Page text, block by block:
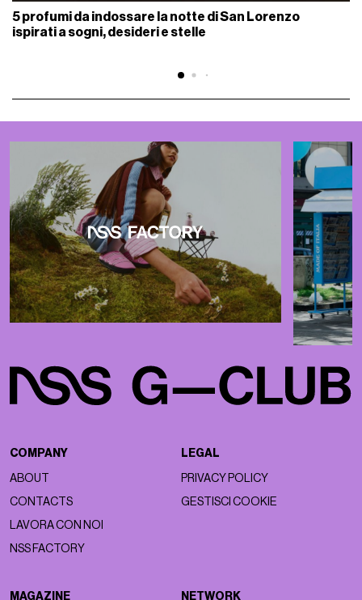
5 profumi da indossare la notte di San Lorenzo
ispirati a sogni, desideri e stelle
COMPANY
ABOUT
CONTACTS
LAVORA CON NOI
NSS FACTORY
LEGAL
PRIVACY POLICY
GESTISCI COOKIE
MAGAZINE NETWORK